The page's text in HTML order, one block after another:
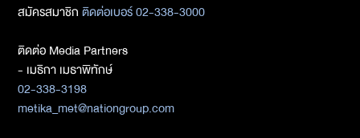
สมัครสมาชิกติดต่อเบอร์ 02-338-3000
ติดต่อ Media Partners
- เมธิกา เมธาพิทักษ์
02-338-3198
metika_met@nationgroup.com